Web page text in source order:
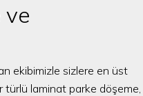
ve
ekibimizle sizlere en üst
türlü laminat parke döşeme,